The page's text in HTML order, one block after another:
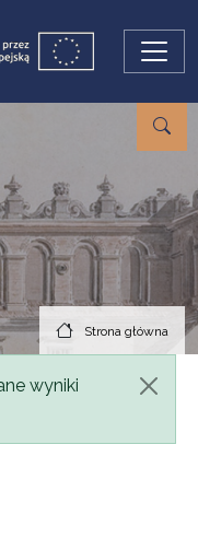
Strona główna
wyniki